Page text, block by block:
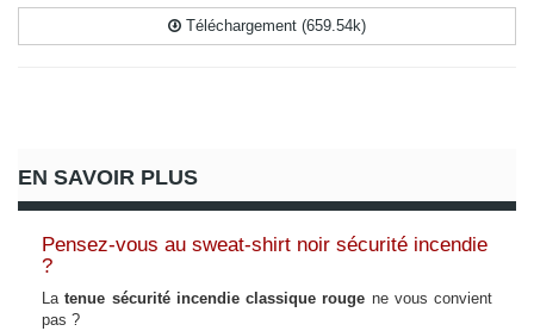
Téléchargement (659.54k)
EN SAVOIR PLUS
Pensez-vous au sweat-shirt noir sécurité incendie
?
Latenue sécurité incendie classique rouge ne vous convient
pas ?